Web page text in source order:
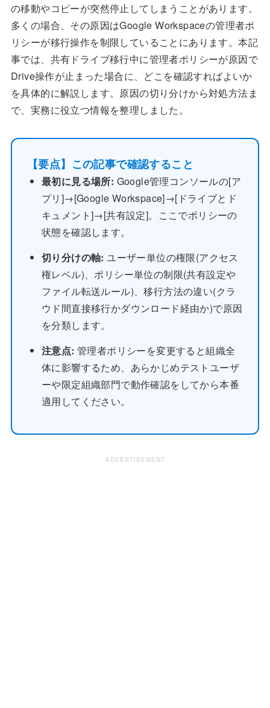
の移動やコピーが突然停止してしまうことがあります。
多くの場合、その原因はGoogle Workspaceの管理者ポ
リシーが移行操作を制限していることにあります。本記
事では、共有ドライブ移行中に管理者ポリシーが原因で
Drive操作が止まった場合に、どこを確認すればよいか
を具体的に解説します。原因の切り分けから対処方法ま
で、実務に役立つ情報を整理しました。
【要点】この記事で確認すること
最初に見る場所: Google管理コンソールの[ア
プリ]→[Google Workspace]→[ドライブとド
キュメント]→[共有設定]。ここでポリシーの
状態を確認します。
切り分けの軸: ユーザー単位の権限(アクセス
権レベル)、ポリシー単位の制限(共有設定や
ファイル転送ルール)、移行方法の違い(クラ
ウド間直接移行かダウンロード経由か)で原因
を分類します。
注意点: 管理者ポリシーを変更すると組織全
体に影響するため、あらかじめテストユーザ
ーや限定組織部門で動作確認をしてから本番
適用してください。
ADVERTISEMENT